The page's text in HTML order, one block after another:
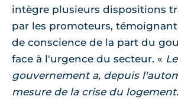
intègre plusieurs dispositions
par les promoteurs,
de conscience de la part du
face à l'urgence du secteur.
Le
gouvernement a, depuis
mesure de la crise du